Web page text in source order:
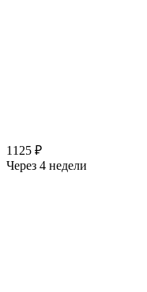
1125 ₽
Через 4 недели